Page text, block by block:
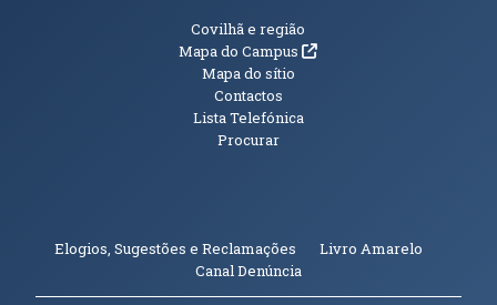
Informações Adicionais
Covilhã e região
Mapa do Campus(abre em nova janela)
Mapa do sítio
Contactos
Lista Telefónica
Procurar
Elogios, Sugestões e Reclamações Livro Amarelo
Canal Denúncia(abre em nova janela)